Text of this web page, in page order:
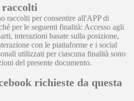
raccolti per consentire all'APP di
per le seguenti finalità: Accesso agli
interazioni basate sulla posizione,
con le piattaforme e i social
utilizzati per ciascuna finalità sono
del presente documento.
richieste da questa